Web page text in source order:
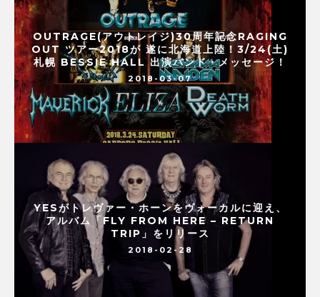
OUTRAGE(アウトレイジ)30周年記念RAGING
OUT ツアー2018が 遂に北海道上陸！3/24(土)
札幌 BESSIE HALL 出演バンド・メッセージ！
2018-03-07
YESがトレヴァー・ホーンをヴォーカルに迎え、
アルバム「FLY FROM HERE – RETURN
TRIP」をリリース
2018-02-28